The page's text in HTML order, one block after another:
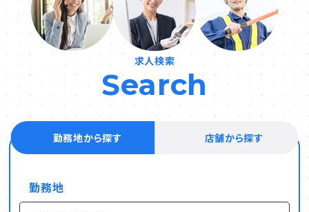
求人検索
Search
勤務地から探す 店舗から探す
勤務地